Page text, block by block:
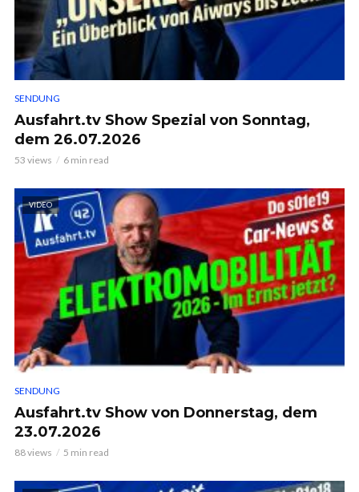
SENDUNG
Ausfahrt.tv Show Spezial von Sonntag,
dem 26.07.2026
53 views 6 min read
VIDEO
SENDUNG
Ausfahrt.tv Show von Donnerstag, dem
23.07.2026
88 views 5 min read